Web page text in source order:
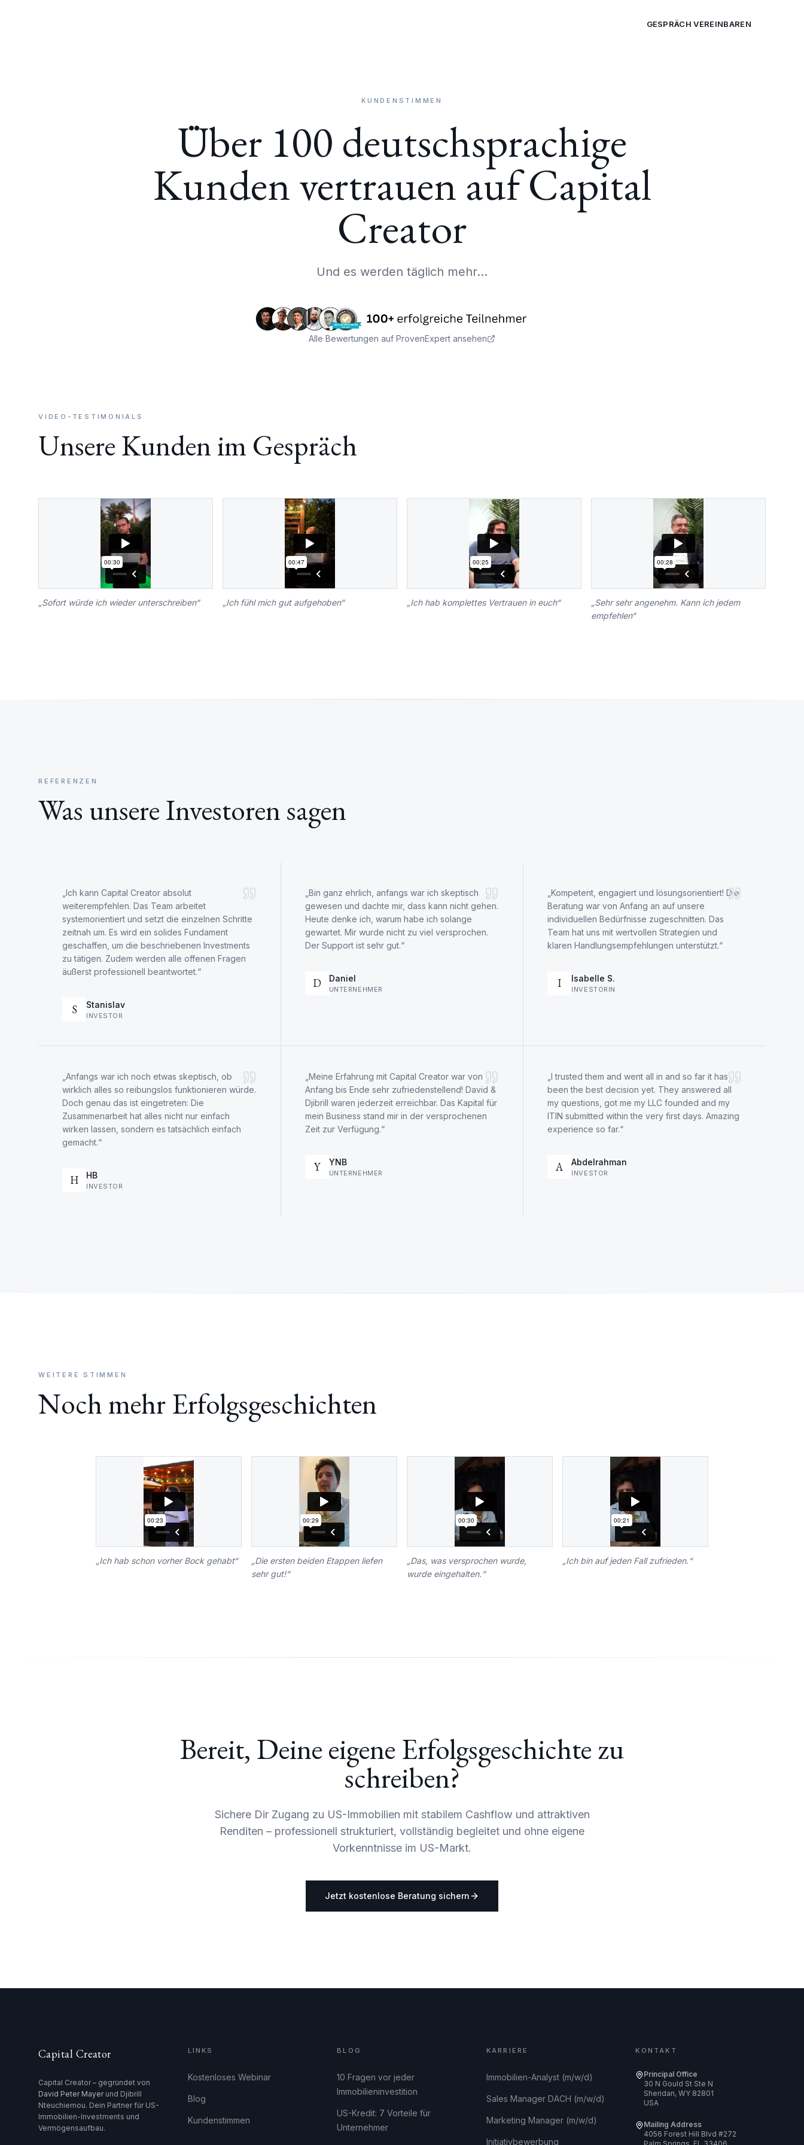
GESPRÄCH VEREINBAREN
KUNDENSTIMMEN
Über 100 deutschsprachige
Kunden vertrauen auf Capital
Creator
Und es werden täglich mehr...
Alle Bewertungen auf ProvenExpert ansehen
VIDEO-TESTIMONIALS
Unsere Kunden im Gespräch
„Sofort würde ich wieder unterschreiben“ „Ich fühl mich gut aufgehoben“ „Ich hab komplettes Vertrauen in euch“ „Sehr sehr angenehm. Kann ich jedem
empfehlen“
REFERENZEN
Was unsere Investoren sagen
Ich kann Capital Creator absolut
weiterempfehlen. Das Team arbeitet
systemorientiert und setzt die einzelnen Schritte
zeitnah um. Es wird ein solides Fundament
geschaffen, um die beschriebenen Investments
zu tätigen. Zudem werden alle offenen Fragen
äußerst professionell beantwortet.“
S Stanislav
INVESTOR
Bin ganz ehrlich, anfangs war ich skeptisch
gewesen und dachte mir, dass kann nicht gehen.
Heute denke ich, warum habe ich solange
gewartet. Mir wurde nicht zu viel versprochen.
Der Support ist sehr gut.“
D Daniel
UNTERNEHMER
„Kompetent, engagiert und lösungsorientiert! Die
Beratung war von Anfang an auf unsere
individuellen Bedürfnisse zugeschnitten. Das
Team hat uns mit wertvollen Strategien und
klaren Handlungsempfehlungen unterstützt.“
I Isabelle S.
INVESTORIN
Anfangs war ich noch etwas skeptisch, ob
wirklich alles so reibungslos funktionieren würde.
Doch genau das ist eingetreten: Die
Zusammenarbeit hat alles nicht nur einfach
wirken lassen, sondern es tatsächlich einfach
gemacht.“
H HB
INVESTOR
Meine Erfahrung mit Capital Creator war von
Anfang bis Ende sehr zufriedenstellend! David &
Djibrill waren jederzeit erreichbar. Das Kapital für
mein Business stand mir in der versprochenen
Zeit zur Verfügung.“
Y YNB
UNTERNEHMER
„I trusted them and went all in and so far it has
been the best decision yet. They answered all
my questions, got me my LLC founded and my
ITIN submitted within the very first days. Amazing
experience so far.“
A Abdelrahman
INVESTOR
WEITERE STIMMEN
Noch mehr Erfolgsgeschichten
„Ich hab schon vorher Bock gehabt“ „Die ersten beiden Etappen liefen
sehr gut!“
„Das, was versprochen wurde,
wurde eingehalten. “
„Ich bin auf jeden Fall zufrieden. “
Bereit, Deine eigene Erfolgsgeschichte zu
schreiben?
Sichere Dir Zugang zu US-Immobilien mit stabilem Cashflow und attraktiven
Renditen – professionell strukturiert, vollständig begleitet und ohne eigene
Vorkenntnisse im US-Markt.
Jetzt kostenlose Beratung sichern
Capital Creator
Capital Creator – gegründet von
David Peter Mayer und Djibrill
Nteuchiemou. Dein Partner für US-
Immobilien-Investments und
Vermögensaufbau.
LINKS
Kostenloses Webinar
Blog
Kundenstimmen
BLOG
10 Fragen vor jeder
Immobilieninvestition
US-Kredit: 7 Vorteile für
Unternehmer
KARRIERE
Immobilien-Analyst (m/w/d)
Sales Manager DACH (m/w/d)
Marketing Manager (m/w/d)
Initiativbewerbung
KONTAKT
Principal Office
30 N Gould St Ste N
Sheridan, WY 82801
USA
Mailing Address
4056 Forest Hill Blvd #272